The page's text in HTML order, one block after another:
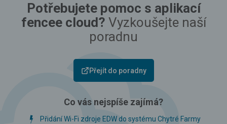
Potřebujete pomoc s aplikací
fencee cloud? Vyzkoušejte naší
poradnu
Přejít do poradny
Co vás nejspíše zajímá?
Přidání Wi-Fi zdroje EDW do systému Chytré Farmy